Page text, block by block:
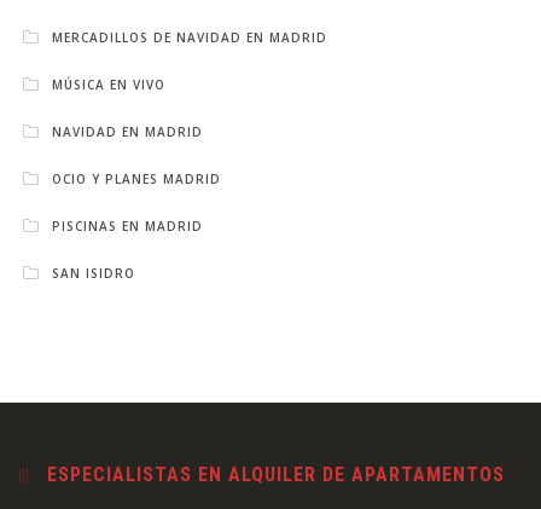
MERCADILLOS DE NAVIDAD EN MADRID
MÚSICA EN VIVO
NAVIDAD EN MADRID
OCIO Y PLANES MADRID
PISCINAS EN MADRID
SAN ISIDRO
ESPECIALISTAS EN ALQUILER DE APARTAMENTOS